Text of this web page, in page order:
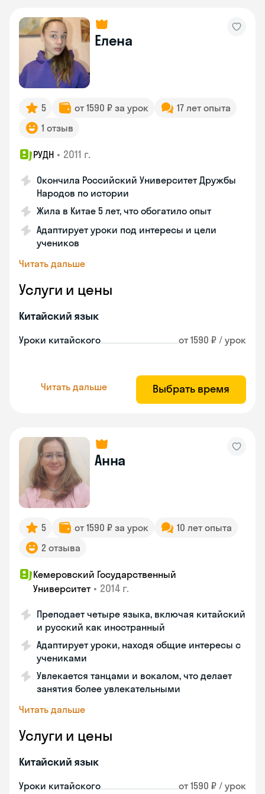
Елена
5 от 1590 ₽ за урок
17 лет опыта
1 отзыв
РУДН • 2011 г.
Окончила Российский Университет Дружбы
Народов по истории
Жила в Китае 5 лет, что обогатило опыт
Адаптирует уроки под интересы и цели
учеников
Читать дальше
Услуги и цены
Китайский язык
Уроки китайского от 1590 ₽ / урок
Читать дальше Выбрать время
Анна
5 от 1590 ₽ за урок
10 лет опыта
2 отзыва
Кемеровский Государственный
Университет • 2014 г.
Преподает четыре языка, включая китайский
и русский как иностранный
Адаптирует уроки, находя общие интересы с
учениками
Увлекается танцами и вокалом, что делает
занятия более увлекательными
Читать дальше
Услуги и цены
Китайский язык
Уроки китайского от 1590 ₽ / урок